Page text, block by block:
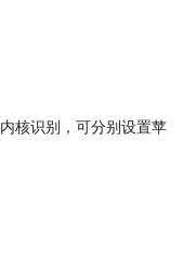
核识别，可分别设置苹